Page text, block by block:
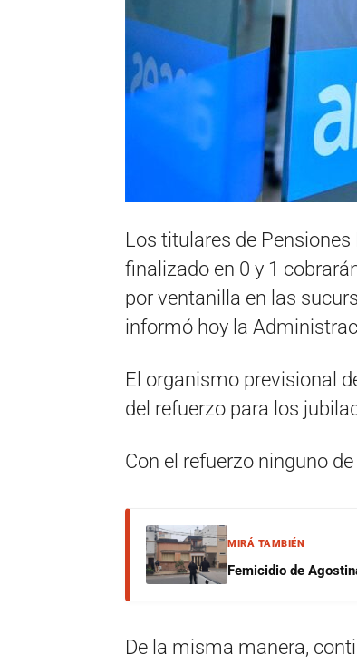
Los titulares de
finalizado en 0 y 1
por ventanilla en las
informó hoy la
El organismo previsional
del refuerzo para los
Con el refuerzo ninguno
MIRÁ TAMBIÉN
Femicidio de
De la misma manera,